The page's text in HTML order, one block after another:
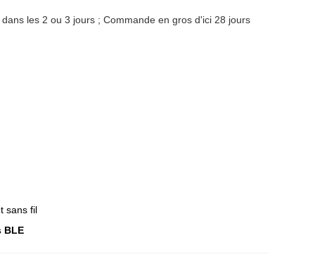
les 2 ou 3 jours ; Commande en gros d'ici 28 jours
sans fil
BLE